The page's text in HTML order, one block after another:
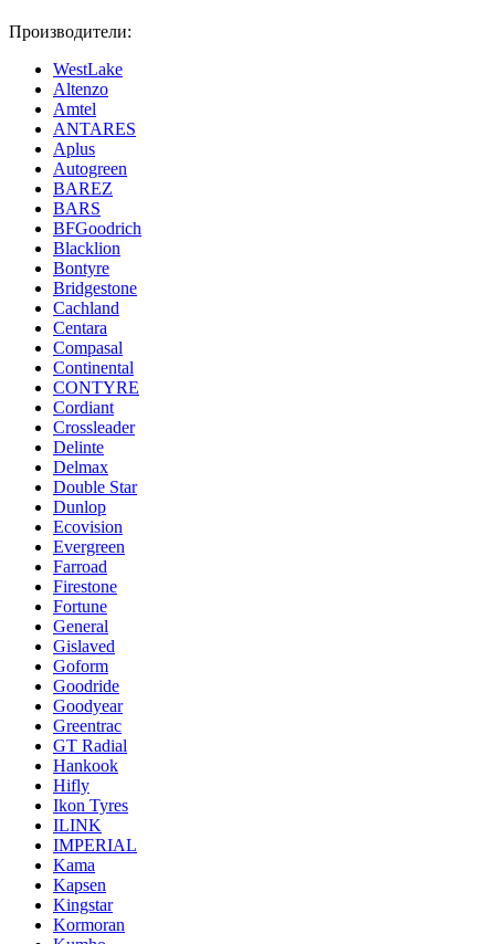
Производители:
WestLake
Altenzo
Amtel
ANTARES
Aplus
Autogreen
BAREZ
BARS
BFGoodrich
Blacklion
Bontyre
Bridgestone
Cachland
Centara
Compasal
Continental
CONTYRE
Cordiant
Crossleader
Delinte
Delmax
Double Star
Dunlop
Ecovision
Evergreen
Farroad
Firestone
Fortune
General
Gislaved
Goform
Goodride
Goodyear
Greentrac
GT Radial
Hankook
Hifly
Ikon Tyres
ILINK
IMPERIAL
Kama
Kapsen
Kingstar
Kormoran